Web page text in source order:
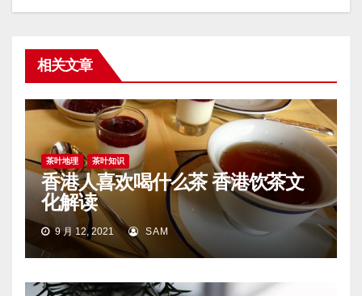
相关文章
茶叶地理 茶叶知识
香港人喜欢喝什么茶 香港饮茶文
化解读
9 月 12, 2021 SAM